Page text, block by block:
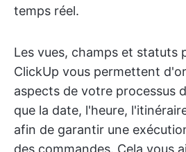
temps réel.
Les vues, champs et statuts
ClickUp vous permettent
aspects de votre processus
que la date, l'heure,
afin de garantir une
des commandes. Cela vous